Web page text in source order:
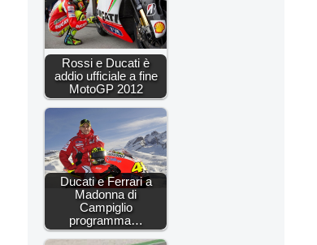
Rossi e Ducati è
addio ufficiale a fine
MotoGP 2012
Ducati e Ferrari a
Madonna di
Campiglio
programma…